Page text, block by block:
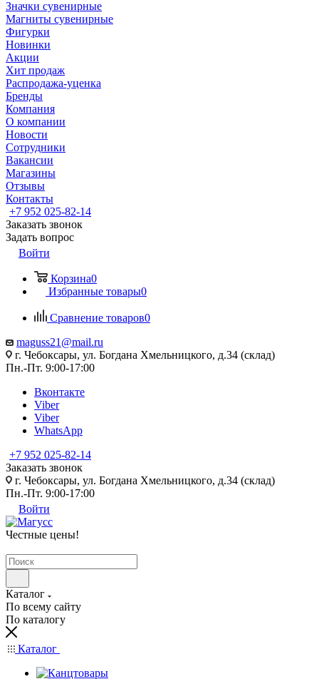
Значки сувенирные
Магниты сувенирные
Фигурки
Новинки
Акции
Хит продаж
Распродажа-уценка
Бренды
Компания
О компании
Новости
Сотрудники
Вакансии
Магазины
Отзывы
Контакты
+7 952 025-82-14
Заказать звонок
Задать вопрос
Войти
Корзина0
Избранные товары0
Сравнение товаров0
maguss21@mail.ru
г. Чебоксары, ул. Богдана Хмельницкого, д.34 (склад)
Пн.-Пт. 9:00-17:00
Вконтакте
Viber
Viber
WhatsApp
+7 952 025-82-14
Заказать звонок
г. Чебоксары, ул. Богдана Хмельницкого, д.34 (склад)
Пн.-Пт. 9:00-17:00
Войти
Честные цены!
Каталог
По всему сайту
По каталогу
Каталог